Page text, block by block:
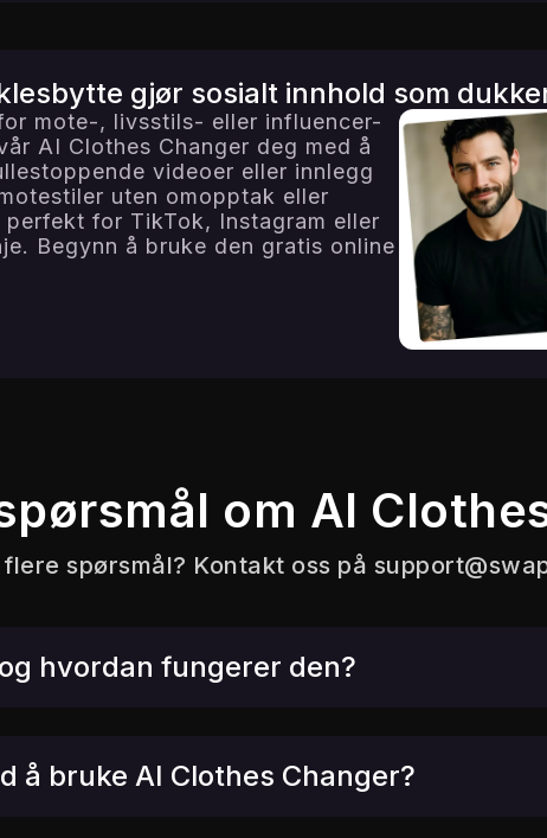
gjør sosialt innhold som
mote-, livsstils- eller influencer-
AI Clothes Changer deg med å
videoer eller innlegg
uten omopptak eller
for TikTok, Instagram eller
Begynn å bruke den gratis online
om AI
spørsmål? Kontakt oss på
hvordan fungerer den?
å bruke AI Clothes Changer?